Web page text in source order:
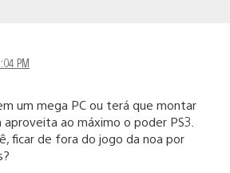
PM
um mega PC ou terá que montar
aproveita ao máximo o poder PS3.
ficar de fora do jogo da noa por